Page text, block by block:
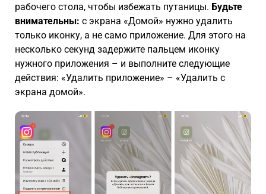
рабочего стола, чтобы избежать путаницы. Будьте
внимательны: с экрана «Домой» нужно удалить
только иконку, а не само приложение. Для этого на
несколько секунд задержите пальцем иконку
нужного приложения – и выполните следующие
действия: «Удалить приложение» – «Удалить с
экрана домой».